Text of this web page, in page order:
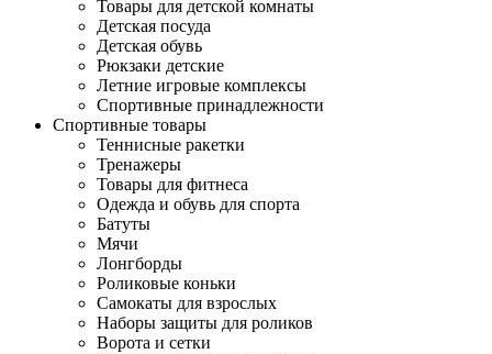
Товары для детской комнаты
Детская посуда
Детская обувь
Рюкзаки детские
Летние игровые комплексы
Спортивные принадлежности
Спортивные товары
Теннисные ракетки
Тренажеры
Товары для фитнеса
Одежда и обувь для спорта
Батуты
Мячи
Лонгборды
Роликовые коньки
Самокаты для взрослых
Наборы защиты для роликов
Ворота и сетки